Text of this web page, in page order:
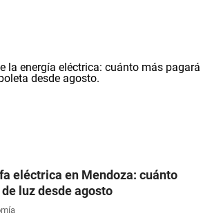
eléctrica en Mendoza: cuánto
luz desde agosto